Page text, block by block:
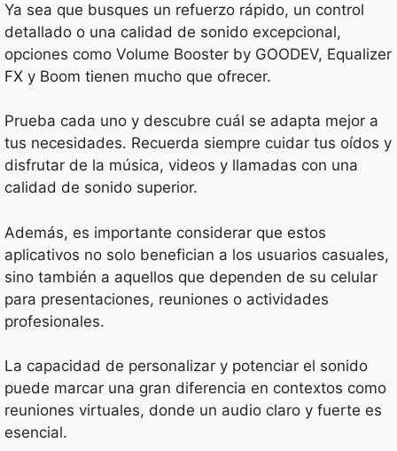
Ya sea que busques un refuerzo rápido, un control
detallado o una calidad de sonido excepcional,
opciones como Volume Booster by GOODEV, Equalizer
FX y Boom tienen mucho que ofrecer.
Prueba cada uno y descubre cuál se adapta mejor a
tus necesidades. Recuerda siempre cuidar tus oídos y
disfrutar de la música, videos y llamadas con una
calidad de sonido superior.
Además, es importante considerar que estos
aplicativos no solo benefician a los usuarios casuales,
sino también a aquellos que dependen de su celular
para presentaciones, reuniones o actividades
profesionales.
La capacidad de personalizar y potenciar el sonido
puede marcar una gran diferencia en contextos como
reuniones virtuales, donde un audio claro y fuerte es
esencial.